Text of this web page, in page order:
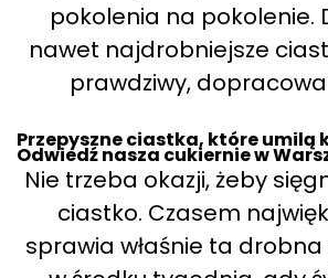
pokolenia na pokolenie.
nawet najdrobniejsze
prawdziwy,
Przepyszne ciastka, które umilą
Odwiedź nasza cukiernie w
Nie trzeba okazji, żeby
ciastko. Czasem
sprawia właśnie ta